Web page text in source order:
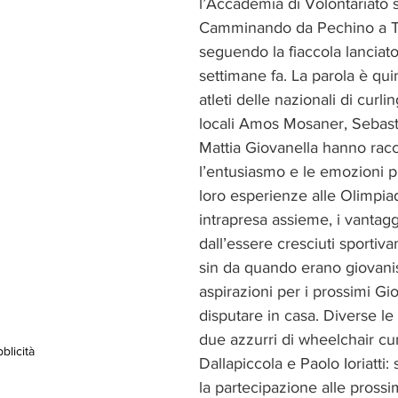
Camminando da Pechino a
seguendo la fiaccola
settimane fa. La parola è
atleti delle nazionali di
locali Amos Mosaner,
Mattia Giovanella hanno
l’entusiasmo e le emozioni
loro esperienze alle
intrapresa assieme, i
dall’essere cresciuti
sin da quando erano
aspirazioni per i prossimi
disputare in casa. Diverse
due azzurri di wheelchair
Dallapiccola e Paolo
la partecipazione alle